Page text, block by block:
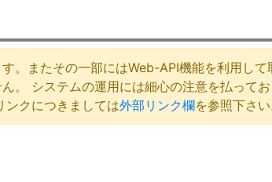
。またその一部にはWeb-API機能を利用し
。 システムの運用には細心の注意を払って
ンクにつきましては外部リンク欄を参照下さい